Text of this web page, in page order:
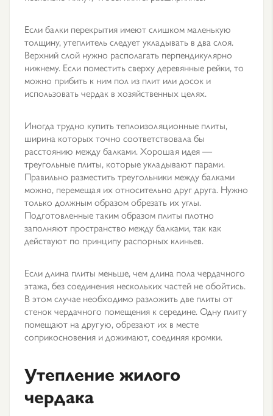
Если балки перекрытия имеют слишком маленькую
толщину, утеплитель следует укладывать в два слоя.
Верхний слой нужно располагать перпендикулярно
нижнему. Если поместить сверху деревянные рейки, то
можно прибить к ним пол из плит или досок и
использовать чердак в хозяйственных целях.
Иногда трудно купить теплоизоляционные плиты,
ширина которых точно соответствовала бы
расстоянию между балками. Хорошая идея —
треугольные плиты, которые укладывают парами.
Правильно разместить треугольники между балками
можно, перемещая их относительно друг друга. Нужно
только должным образом обрезать их углы.
Подготовленные таким образом плиты плотно
заполняют пространство между балками, так как
действуют по принципу распорных клиньев.
Если длина плиты меньше, чем длина пола чердачного
этажа, без соединения нескольких частей не обойтись.
В этом случае необходимо разложить две плиты от
стенок чердачного помещения к середине. Одну плиту
помещают на другую, обрезают их в месте
соприкосновения и дожимают, соединяя кромки.
Утепление жилого
чердака